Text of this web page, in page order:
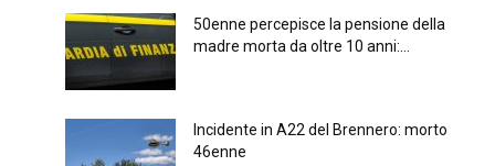
50enne percepisce la pensione della
madre morta da oltre 10 anni:...
Incidente in A22 del Brennero: morto
46enne